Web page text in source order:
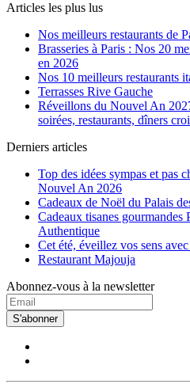
Articles les plus lus
Nos meilleurs restaurants de
Brasseries à Paris : Nos 20
en 2026
Nos 10 meilleurs restaurants
Terrasses Rive Gauche
Réveillons du Nouvel An
soirées, restaurants, dîners
Derniers articles
Top des idées sympas et pas
Nouvel An 2026
Cadeaux de Noël du Palais
Cadeaux tisanes
Authentique
Cet été, éveillez vos sens
Restaurant Majouja
Abonnez-vous à la newsletter
S'abonner